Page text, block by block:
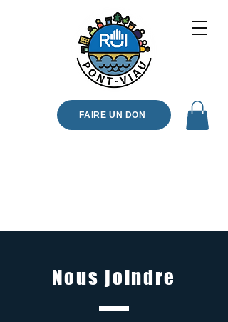
FAIRE UN DON
Nous joindre